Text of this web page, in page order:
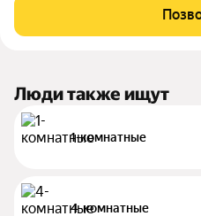
расположенный на улице
развитая инфраструктура. В
Люди также ищут
1-комнатные
4-комнатные